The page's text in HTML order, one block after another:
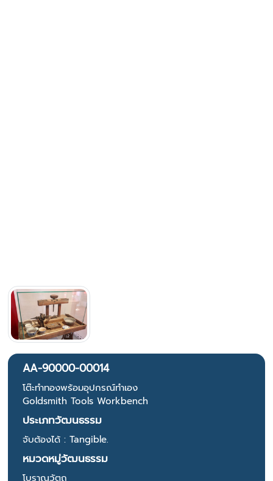
AA-90000-00014
โต๊ะทำทองพร้อมอุปกรณ์ทำเอง
Goldsmith Tools Workbench
ประเภทวัฒนธรรม
จับต้องได้ : Tangible.
หมวดหมู่วัฒนธรรม
โบราณวัตถุ